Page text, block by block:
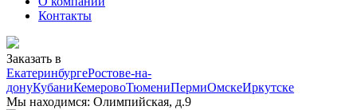
Контакты
Заказать в
ЕкатеринбургеРостове-на-
донуКубаниКемеровоТюмениПермиОмскеИркутске
Мы находимся: Олимпийская, д.9